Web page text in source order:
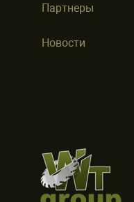
Партнеры
Новости